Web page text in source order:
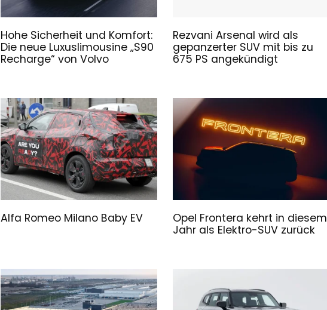
Hohe Sicherheit und Komfort:
Die neue Luxuslimousine „S90
Recharge“ von Volvo
Rezvani Arsenal wird als
gepanzerter SUV mit bis zu
675 PS angekündigt
Alfa Romeo Milano Baby EV
Opel Frontera kehrt in diesem
Jahr als Elektro-SUV zurück